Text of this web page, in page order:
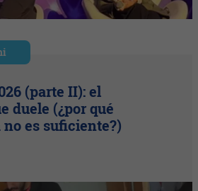
(parte II): el
duele (¿por qué
es suficiente?)